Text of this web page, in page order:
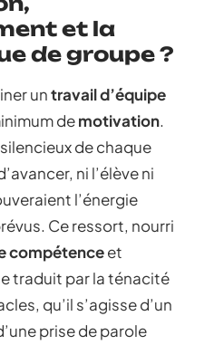
et la
de groupe ?
untravail d’équipe
demotivation.
de chaque
ni l’élève ni
l’énergie
Ce ressort, nourri
compétenceet
traduit par la ténacité
qu’il s’agisse d’un
prise de parole